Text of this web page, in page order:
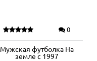
0
Мужская футболка На
земле с 1997